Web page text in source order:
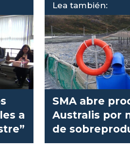
a
Lea también:
SMA abre
Australis por
de